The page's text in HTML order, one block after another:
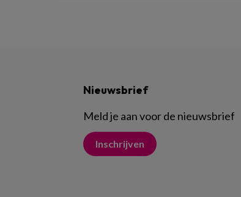
Nieuwsbrief
Meld je aan voor de nieuwsbrief
Inschrijven